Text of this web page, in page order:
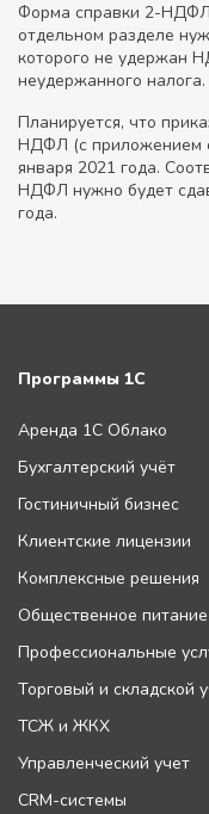
Форма справки 2-
отдельном разделе
которого не удержан
неудержанного налога.
Планируется, что
НДФЛ (с приложением
января 2021 года.
НДФЛ нужно будет
года.
Программы 1С
Аренда 1С Облако
Бухгалтерский учёт
Гостиничный бизнес
Клиентские лицензии
Комплексные решения
Общественное питание
Профессиональные
Торговый и складской
ТСЖ и ЖКХ
Управленческий учет
CRM-системы